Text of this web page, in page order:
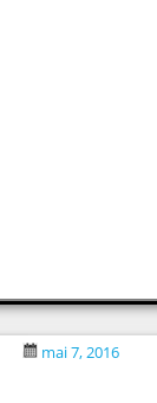
mai 7, 2016